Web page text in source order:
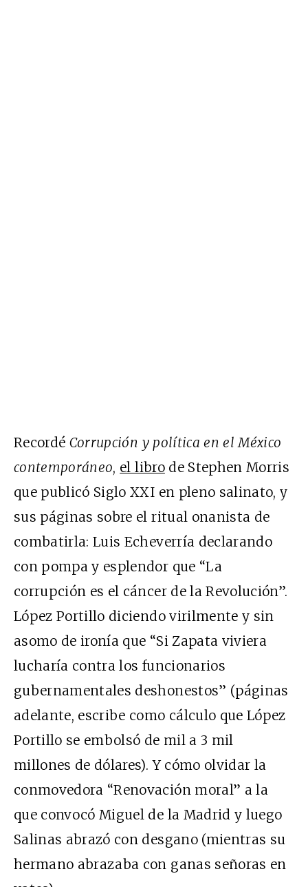
Recordé Corrupción y política en el México
contemporáneo, el librode Stephen Morris
que publicó Siglo XXI en pleno salinato, y
sus páginas sobre el ritual onanista de
combatirla: Luis Echeverría declarando
con pompa y esplendor que “La
corrupción es el cáncer de la Revolución”.
López Portillo diciendo virilmente y sin
asomo de ironía que “Si Zapata viviera
lucharía contra los funcionarios
gubernamentales deshonestos” (páginas
adelante, escribe como cálculo que López
Portillo se embolsó de mil a 3 mil
millones de dólares). Y cómo olvidar la
conmovedora “Renovación moral” a la
que convocó Miguel de la Madrid y luego
Salinas abrazó con desgano (mientras su
hermano abrazaba con ganas señoras en